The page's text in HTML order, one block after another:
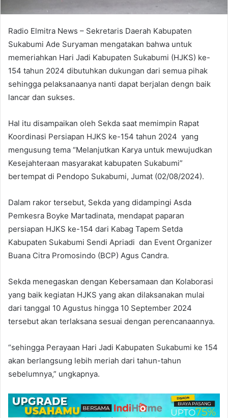
Radio Elmitra News – Sekretaris Daerah Kabupaten
Sukabumi Ade Suryaman mengatakan bahwa untuk
memeriahkan Hari Jadi Kabupaten Sukabumi (HJKS) ke-
154 tahun 2024 dibutuhkan dukungan dari semua pihak
sehingga pelaksanaanya nanti dapat berjalan dengn baik
lancar dan sukses.
Hal itu disampaikan oleh Sekda saat memimpin Rapat
Koordinasi Persiapan HJKS ke-154 tahun 2024 yang
mengusung tema “Melanjutkan Karya untuk mewujudkan
Kesejahteraan masyarakat kabupaten Sukabumi”
bertempat di Pendopo Sukabumi, Jumat (02/08/2024).
Dalam rakor tersebut, Sekda yang didampingi Asda
Pemkesra Boyke Martadinata, mendapat paparan
persiapan HJKS ke-154 dari Kabag Tapem Setda
Kabupaten Sukabumi Sendi Apriadi dan Event Organizer
Buana Citra Promosindo (BCP) Agus Candra.
Sekda menegaskan dengan Kebersamaan dan Kolaborasi
yang baik kegiatan HJKS yang akan dilaksanakan mulai
dari tanggal 10 Agustus hingga 10 September 2024
tersebut akan terlaksana sesuai dengan perencanaannya.
“sehingga Perayaan Hari Jadi Kabupaten Sukabumi ke 154
akan berlangsung lebih meriah dari tahun-tahun
sebelumnya,” ungkapnya.